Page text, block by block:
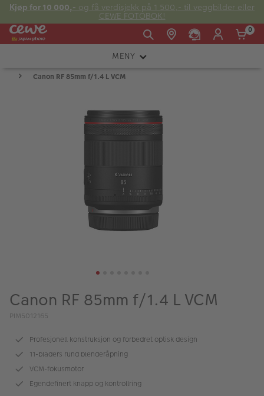
Kjøp for 10 000,- og få verdisjekk på 1 500,- til veggbilder eller
CEWE FOTOBOK!
Fre:
E-post:
0
MENY
KAMERA
Kampanjer
Merker
Lagersalg
Bildeprodukter
Canon RF 85mm f/1.4 L VCM
Canon RF 85mm f/1.4 L VCM
PIM5012165
Profesjonell konstruksjon og forbedret optisk design
11-bladers rund blenderåpning
VCM-fokusmotor
Egendefinert knapp og kontrollring